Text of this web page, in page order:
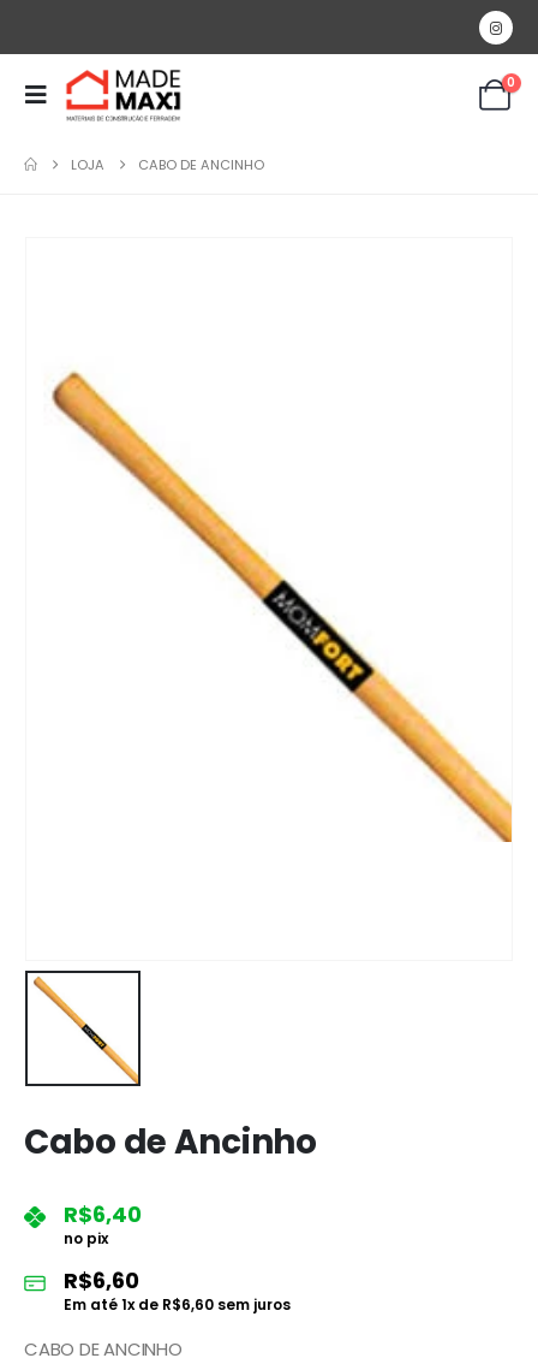
0
LOJA CABO DE ANCINHO
Cabo de Ancinho
R$6,40
no pix
R$6,60
Em até1x de R$6,60 sem juros
CABO DE ANCINHO